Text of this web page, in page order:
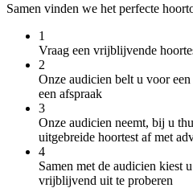
Samen vinden we het perfecte
1
Vraag een vrijblijvende
2
Onze audicien belt u voor
een afspraak
3
Onze audicien neemt, bij u
uitgebreide hoortest af met
4
Samen met de audicien kiest
vrijblijvend uit te proberen